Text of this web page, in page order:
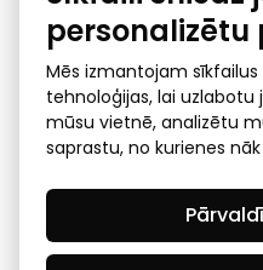
Privātuma politika
© 2026 Latvijas Finanšu
personalizētu
Mēs izmantojam
tehnoloģijas, lai uzlabotu
mūsu vietnē, analizētu
saprastu, no kurienes